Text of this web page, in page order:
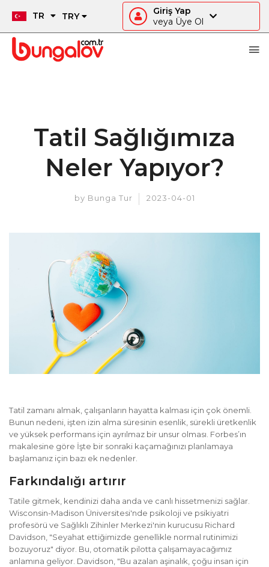
TR TRY
Giriş Yap
veya Üye Ol
Tatil Sağlığımıza
Neler Yapıyor?
by Bunga Tur 2023-04-01
Tatil zamanı almak, çalışanların hayatta kalması için çok önemli.
Bunun nedeni, işten izin alma süresinin esenlik, sürekli üretkenlik
ve yüksek performans için ayrılmaz bir unsur olması. Forbes’ın
makalesine göre İşte bir sonraki kaçamağınızı planlamaya
başlamanız için bazı ek nedenler.
Farkındalığı artırır
Tatile gitmek, kendinizi daha anda ve canlı hissetmenizi sağlar.
Wisconsin-Madison Üniversitesi'nde psikoloji ve psikiyatri
profesörü ve Sağlıklı Zihinler Merkezi'nin kurucusu Richard
Davidson, "Seyahat ettiğimizde genellikle normal rutinimizi
bozuyoruz" diyor. Bu, otomatik pilotta çalışamayacağımız
anlamına geliyor. Davidson, "Bu azalan aşinalık, çoğu insan için